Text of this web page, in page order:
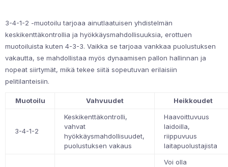
3-4-1-2 -muotoilu tarjoaa ainutlaatuisen yhdistelmän
keskikenttäkontrollia ja hyökkäysmahdollisuuksia, erottuen
muotoiluista kuten 4-3-3. Vaikka se tarjoaa vankkaa puolustuksen
vakautta, se mahdollistaa myös dynaamisen pallon hallinnan ja
nopeat siirtymät, mikä tekee siitä sopeutuvan erilaisiin
pelitilanteisiin.
Muotoilu Vahvuudet Heikkoudet
3-4-1-2
Keskikenttäkontrolli,
vahvat
hyökkäysmahdollisuudet,
puolustuksen vakaus
Haavoittuvuus
laidoilla,
riippuvuus
laitapuolustajista
Voi olla